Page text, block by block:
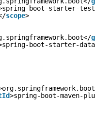
boot-starter-
scope>
boot-starter-
>spring-boot-maven-